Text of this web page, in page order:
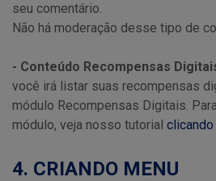
seu comentário.
Não há moderação desse tipo de
- Conteúdo Recompensas
você irá listar suas recompensas
módulo Recompensas Digitais.
módulo, veja nosso tutorial clicando
4. CRIANDO MENU